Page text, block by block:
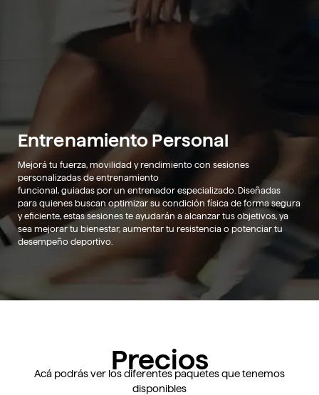
Entrenamiento Personal
Mejorá tu fuerza, movilidad y rendimiento con sesiones
personalizadas de entrenamiento
funcional, guiadas por un entrenador especializado. Diseñadas
para quienes buscan optimizar su condición física de forma segura
y eficiente, estas sesiones te ayudarán a alcanzar tus objetivos, ya
sea mejorar tu bienestar, aumentar tu resistencia o potenciar tu
desempeño deportivo.
Precios
Acá podrás ver los diferentes paquetes que tenemos
disponibles